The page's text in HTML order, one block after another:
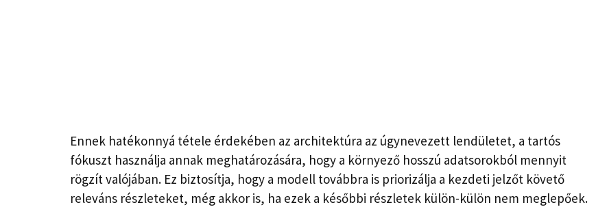
Ennek hatékonnyá tétele érdekében az architektúra az úgynevezett lendületet, a tartós
fókuszt használja annak meghatározására, hogy a környező hosszú adatsorokból mennyit
rögzít valójában. Ez biztosítja, hogy a modell továbbra is priorizálja a kezdeti jelzőt követő
releváns részleteket, még akkor is, ha ezek a későbbi részletek külön-külön nem meglepőek.